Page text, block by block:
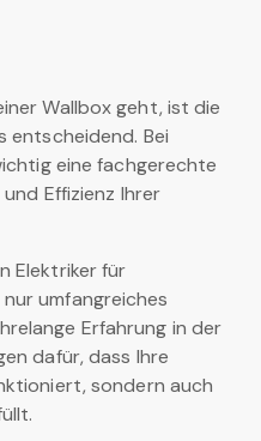
Wallbox geht, ist die
entscheidend. Bei
eine fachgerechte
Effizienz Ihrer
Elektriker für
umfangreiches
Erfahrung in der
dafür, dass Ihre
sondern auch